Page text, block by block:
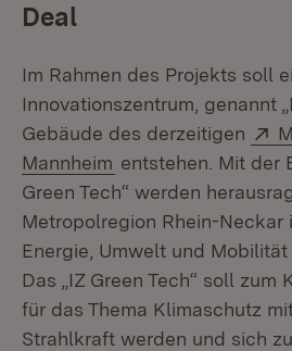
Deal
Im Rahmen des Projekts soll
Innovationszentrum, genannt
Gebäude des derzeitigen
Mannheim (Öffnet in neuem
entstehen. Mit der
Green Tech“ werden
Metropolregion Rhein-Neckar
Energie, Umwelt und Mobilität
Das „IZ Green Tech“ soll
für das Thema Klimaschutz
Strahlkraft werden und sich